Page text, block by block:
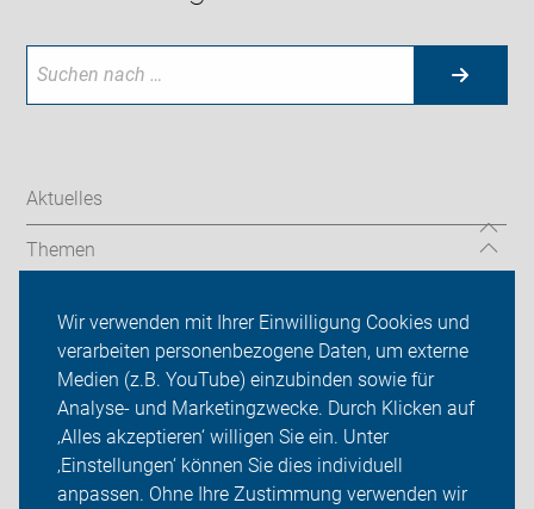
Wir verwenden mit Ihrer Einwilligung Cookies und
verarbeiten personenbezogene Daten, um externe
Medien (z.B. YouTube) einzubinden sowie für
Analyse- und Marketingzwecke. Durch Klicken auf
‚Alles akzeptieren‘ willigen Sie ein. Unter
‚Einstellungen‘ können Sie dies individuell
anpassen. Ohne Ihre Zustimmung verwenden wir
Aktuelles
Themen
Ortsgruppen
Sei dabei
Presse